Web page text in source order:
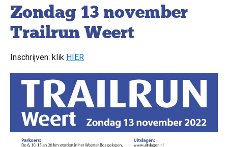
Zondag 13 november
Trailrun Weert
Inschrijven: klik HIER